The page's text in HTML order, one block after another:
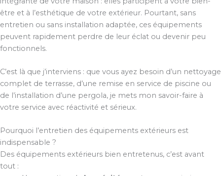
être et à l’esthétique de votre extérieur. Pourtant, sans
entretien ou sans installation adaptée, ces équipements
peuvent rapidement perdre de leur éclat ou devenir peu
fonctionnels.
C’est là que j’interviens : que vous ayez besoin d’un nettoyage
complet de terrasse, d’une remise en service de piscine ou
de l’installation d’une pergola, je mets mon savoir-faire à
votre service avec réactivité et sérieux.
Pourquoi l’entretien des équipements extérieurs est
indispensable ?
Des équipements extérieurs bien entretenus, c’est avant
tout :